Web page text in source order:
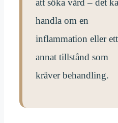
handla om en
inflammation eller ett
annat tillstånd som
kräver behandling.